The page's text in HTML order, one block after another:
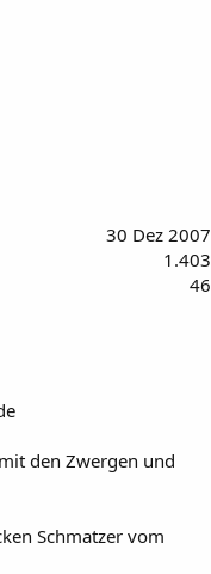
30 Dez 2007
1.403
46
den Zwergen und
Schmatzer vom